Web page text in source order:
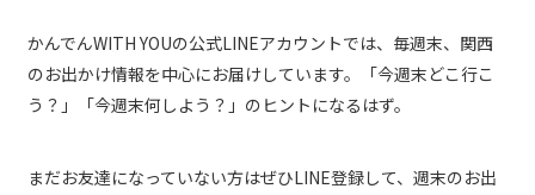
かんでんWITH YOUの公式LINEアカウントでは、毎週末、関西
のお出かけ情報を中心にお届けしています。「今週末どこ行こ
う？」「今週末何しよう？」のヒントになるはず。
まだお友達になっていない方はぜひLINE登録して、週末のお出